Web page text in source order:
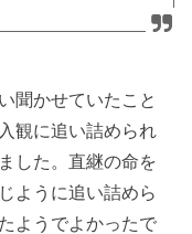
聞かせていたこと
観に追い詰められ
した。直継の命を
ように追い詰めら
ようでよかったで